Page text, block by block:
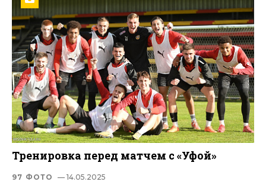
Тренировка перед матчем с «Уфой»
97 ФОТО — 14.05.2025